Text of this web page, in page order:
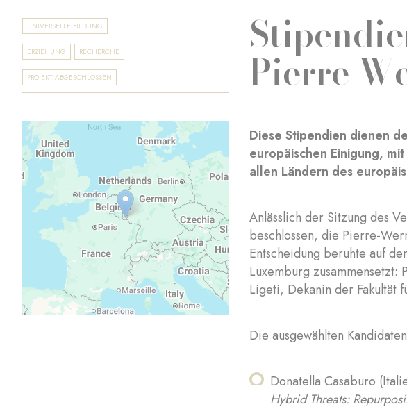
UNIVERSELLE BILDUNG
ERZIEHUNG RECHERCHE
PROJEKT ABGESCHLOSSEN Pierre
Diese Stipendien dienen
europäischen Einigung,
allen Ländern des
Anlässlich der Sitzung des
beschlossen, die Pierre-
Entscheidung beruhte auf
Luxemburg
Ligeti, Dekanin der Fakultät
Die ausgewählten
Donatella Casaburo
Hybrid Threats: